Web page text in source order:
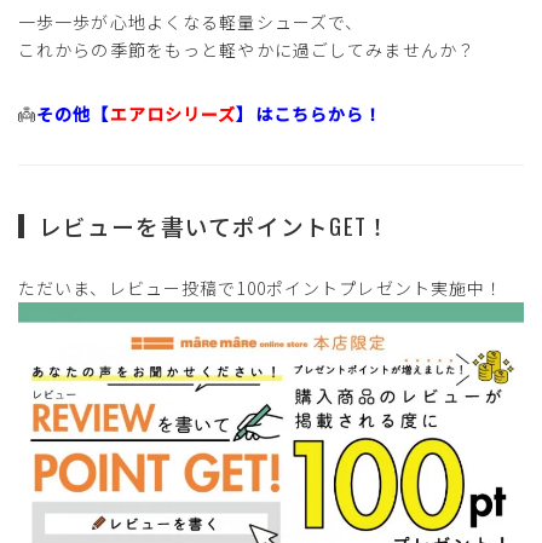
一歩一歩が心地よくなる軽量シューズで、
これからの季節をもっと軽やかに過ごしてみませんか？
👼その他【エアロシリーズ】はこちらから！
レビューを書いてポイントGET！
ただいま、レビュー投稿で100ポイントプレゼント実施中！